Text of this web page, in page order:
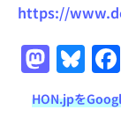
https://
M
a
Bl
u
HON.jpを